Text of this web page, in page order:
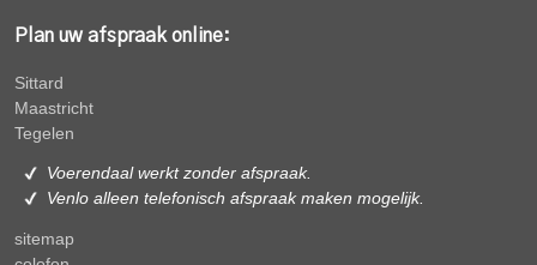
Plan uw afspraak online:
Sittard
Maastricht
Tegelen
Voerendaal werkt zonder afspraak.
Venlo alleentelefonisch afspraak maken mogelijk.
sitemap